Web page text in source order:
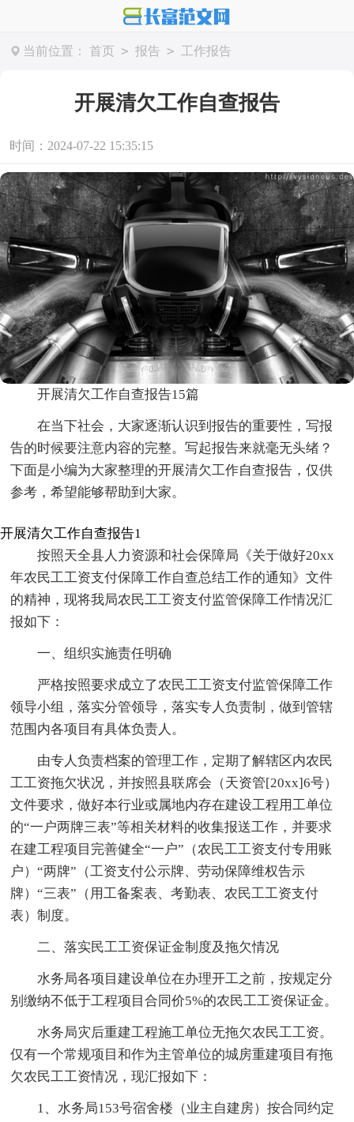
当前位置： 首页 > 报告 > 工作报告
开展清欠工作自查报告
时间：2024-07-22 15:35:15
开展清欠工作自查报告15篇
在当下社会，大家逐渐认识到报告的重要性，写报
告的时候要注意内容的完整。写起报告来就毫无头绪？
下面是小编为大家整理的开展清欠工作自查报告，仅供
参考，希望能够帮助到大家。
开展清欠工作自查报告1
按照天全县人力资源和社会保障局《关于做好20xx
年农民工工资支付保障工作自查总结工作的通知》文件
的精神，现将我局农民工工资支付监管保障工作情况汇
报如下：
一、组织实施责任明确
严格按照要求成立了农民工工资支付监管保障工作
领导小组，落实分管领导，落实专人负责制，做到管辖
范围内各项目有具体负责人。
由专人负责档案的管理工作，定期了解辖区内农民
工工资拖欠状况，并按照县联席会（天资管[20xx]6号）
文件要求，做好本行业或属地内存在建设工程用工单位
的“一户两牌三表”等相关材料的收集报送工作，并要求
在建工程项目完善健全“一户”（农民工工资支付专用账
户）“两牌”（工资支付公示牌、劳动保障维权告示
牌）“三表”（用工备案表、考勤表、农民工工资支付
表）制度。
二、落实民工工资保证金制度及拖欠情况
水务局各项目建设单位在办理开工之前，按规定分
别缴纳不低于工程项目合同价5%的农民工工资保证金。
水务局灾后重建工程施工单位无拖欠农民工工资。
仅有一个常规项目和作为主管单位的城房重建项目有拖
欠农民工工资情况，现汇报如下：
1、水务局153号宿舍楼（业主自建房）按合同约定